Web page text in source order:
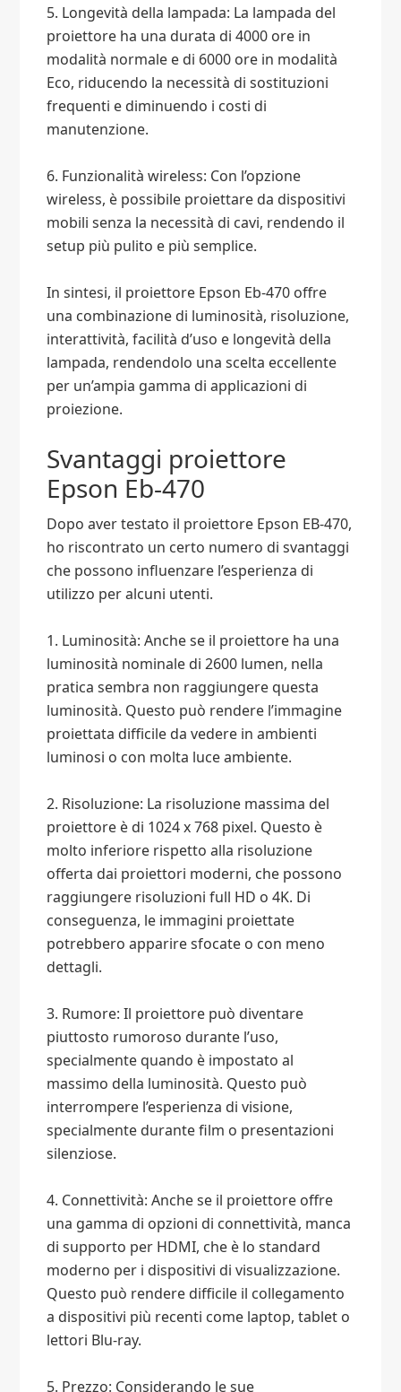
5. Longevità della lampada: La lampada del
proiettore ha una durata di 4000 ore in
modalità normale e di 6000 ore in modalità
Eco, riducendo la necessità di sostituzioni
frequenti e diminuendo i costi di
manutenzione.
6. Funzionalità wireless: Con l’opzione
wireless, è possibile proiettare da dispositivi
mobili senza la necessità di cavi, rendendo il
setup più pulito e più semplice.
In sintesi, il proiettore Epson Eb-470 offre
una combinazione di luminosità, risoluzione,
interattività, facilità d’uso e longevità della
lampada, rendendolo una scelta eccellente
per un’ampia gamma di applicazioni di
proiezione.
Svantaggi proiettore
Epson Eb-470
Dopo aver testato il proiettore Epson EB-470,
ho riscontrato un certo numero di svantaggi
che possono influenzare l’esperienza di
utilizzo per alcuni utenti.
1. Luminosità: Anche se il proiettore ha una
luminosità nominale di 2600 lumen, nella
pratica sembra non raggiungere questa
luminosità. Questo può rendere l’immagine
proiettata difficile da vedere in ambienti
luminosi o con molta luce ambiente.
2. Risoluzione: La risoluzione massima del
proiettore è di 1024 x 768 pixel. Questo è
molto inferiore rispetto alla risoluzione
offerta dai proiettori moderni, che possono
raggiungere risoluzioni full HD o 4K. Di
conseguenza, le immagini proiettate
potrebbero apparire sfocate o con meno
dettagli.
3. Rumore: Il proiettore può diventare
piuttosto rumoroso durante l’uso,
specialmente quando è impostato al
massimo della luminosità. Questo può
interrompere l’esperienza di visione,
specialmente durante film o presentazioni
silenziose.
4. Connettività: Anche se il proiettore offre
una gamma di opzioni di connettività, manca
di supporto per HDMI, che è lo standard
moderno per i dispositivi di visualizzazione.
Questo può rendere difficile il collegamento
a dispositivi più recenti come laptop, tablet o
lettori Blu-ray.
5. Prezzo: Considerando le sue